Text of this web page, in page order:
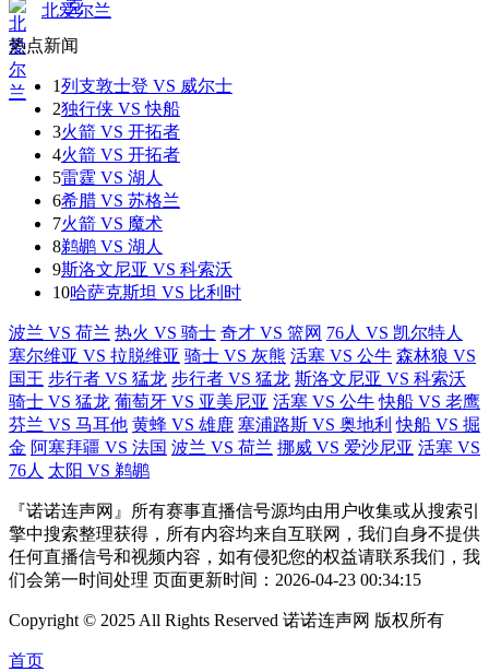
北爱尔兰
热点新闻
1列支敦士登 VS 威尔士
2独行侠 VS 快船
3火箭 VS 开拓者
4火箭 VS 开拓者
5雷霆 VS 湖人
6希腊 VS 苏格兰
7火箭 VS 魔术
8鹈鹕 VS 湖人
9斯洛文尼亚 VS 科索沃
10哈萨克斯坦 VS 比利时
波兰 VS 荷兰 热火 VS 骑士 奇才 VS 篮网 76人 VS 凯尔特人
塞尔维亚 VS 拉脱维亚 骑士 VS 灰熊 活塞 VS 公牛 森林狼 VS
国王 步行者 VS 猛龙 步行者 VS 猛龙 斯洛文尼亚 VS 科索沃
骑士 VS 猛龙 葡萄牙 VS 亚美尼亚 活塞 VS 公牛 快船 VS 老鹰
芬兰 VS 马耳他 黄蜂 VS 雄鹿 塞浦路斯 VS 奥地利 快船 VS 掘
金 阿塞拜疆 VS 法国 波兰 VS 荷兰 挪威 VS 爱沙尼亚 活塞 VS
76人 太阳 VS 鹈鹕
『诺诺连声网』所有赛事直播信号源均由用户收集或从搜索引
擎中搜索整理获得，所有内容均来自互联网，我们自身不提供
任何直播信号和视频内容，如有侵犯您的权益请联系我们，我
们会第一时间处理 页面更新时间：2026-04-23 00:34:15
Copyright © 2025 All Rights Reserved 诺诺连声网 版权所有
首页